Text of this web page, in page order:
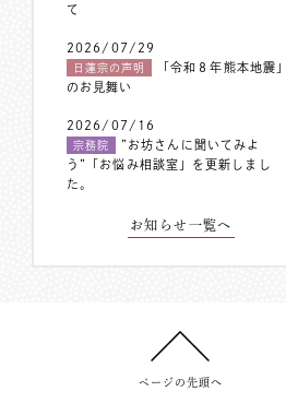
て
2026/07/29
日蓮宗の声明
「令和８年熊本地震」
のお見舞い
2026/07/16
宗務院
”お坊さんに聞いてみよ
う”「お悩み相談室」を更新しまし
た。
お知らせ一覧へ
ページの先頭へ